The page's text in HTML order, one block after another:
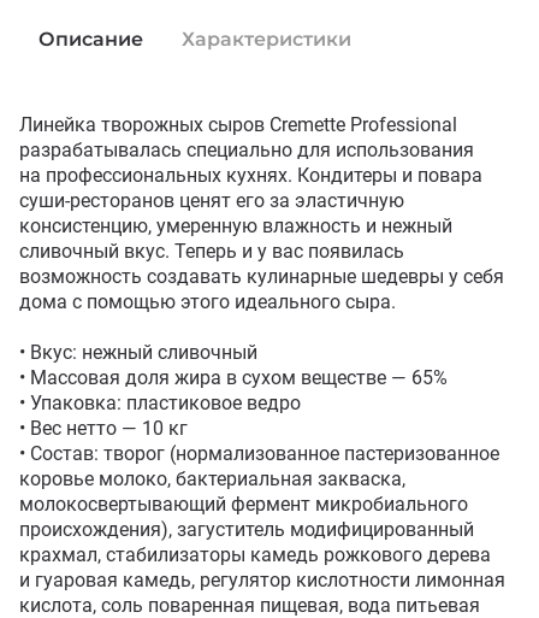
Описание Характеристики
Линейка творожных сыров Cremette Professional
разрабатывалась специально для использования
на профессиональных кухнях. Кондитеры и повара
суши-ресторанов ценят его за эластичную
консистенцию, умеренную влажность и нежный
сливочный вкус. Теперь и у вас появилась
возможность создавать кулинарные шедевры у себя
дома с помощью этого идеального сыра.
• Вкус: нежный сливочный
• Массовая доля жира в сухом веществе — 65%
• Упаковка: пластиковое ведро
• Вес нетто — 10 кг
• Состав: творог (нормализованное пастеризованное
коровье молоко, бактериальная закваска,
молокосвертывающий фермент микробиального
происхождения), загуститель модифицированный
крахмал, стабилизаторы камедь рожкового дерева
и гуаровая камедь, регулятор кислотности лимонная
кислота, соль поваренная пищевая, вода питьевая